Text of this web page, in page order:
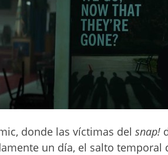
donde las víctimas del snap!
un día, el salto temporal